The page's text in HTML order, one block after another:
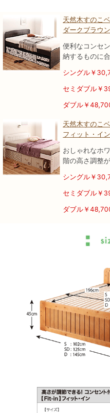
天然木すのこ
ダークブラウン
便利なコンセ
納するものに
シングル￥
セミダブル￥
ダブル￥
天然木すのこ
フィット・イン
おしゃれなホ
階の高さ調整が
シングル￥
セミダブル￥
ダブル￥